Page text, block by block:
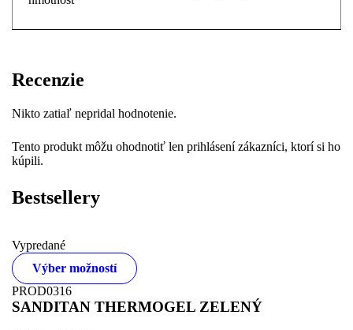
Recenzie
Nikto zatiaľ nepridal hodnotenie.
Tento produkt môžu ohodnotiť len prihlásení zákazníci, ktorí si ho
kúpili.
Bestsellery
Vypredané
Výber možností
PROD0316
SANDITAN THERMOGEL ZELENÝ